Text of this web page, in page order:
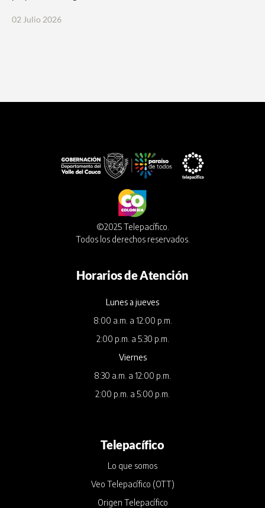
©2025 Telepacífico.
Todos los derechos reservados.
Horarios de Atención
Lunes a jueves
8:00 a.m. a 12:00 p.m.
2:00 p.m. a 5:30 p.m.
Viernes
8:30 a.m. a 12:00 p.m.
2:00 p.m. a 5:00 p.m.
Telepacífico
Lo que somos
Veo Telepacífico (OTT)
Origen Telepacífico